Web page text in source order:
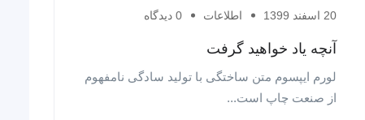
20 اسفند 1399 اطلاعات 0 دیدگاه
آنچه یاد خواهید گرفت
لورم ایپسوم متن ساختگی با تولید سادگی نامفهوم
از صنعت چاپ است...